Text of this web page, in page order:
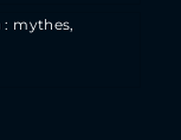
: mythes,